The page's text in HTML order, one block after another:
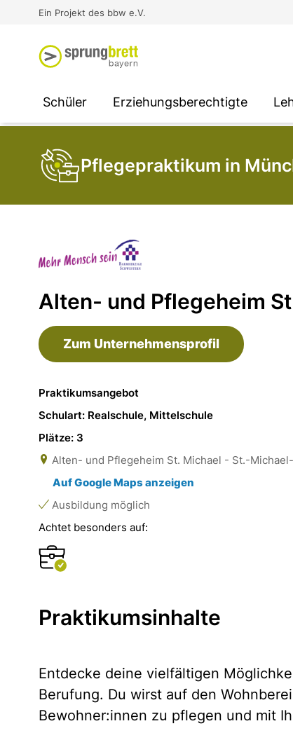
Ein Projekt des bbw e.V.
Schüler
SOCIAL MEDIA
Erziehungsberechtigte
SOCIAL MEDIA
SOCIAL MEDIA
Unternehmen
Pflegepraktikum in
Alten- und Pflegeheim
Zum Unternehmensprofil
Praktikumsangebot
Schulart: Realschule, Mittelschule
Plätze: 3
Alten- und Pflegeheim St. Michael - St.-
Auf Google Maps anzeigen
Ausbildung möglich
Achtet besonders auf:
Praktikumsinhalte
Entdecke deine vielfältigen
Berufung. Du wirst auf den
Bewohner:innen zu pflegen und mit